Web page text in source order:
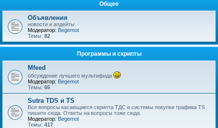
с
Общее
Объявления
новости и апдейты
Модератор: Begemot
Темы: 82
Программы и скрипты
Mfeed
обсуждение лучшего мультифида
Модератор: Begemot
Темы: 65
Sutra TDS и TS
Все вопросы касающиеся скрипта ТДС и системы покупки трафика TS
пишите сюда. Ответы на вопросы тоже сюда.
Модератор: Begemot
Темы: 417